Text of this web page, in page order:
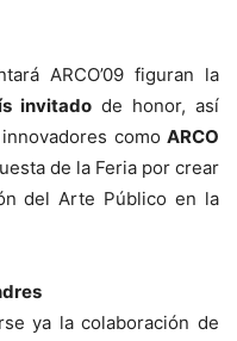
ARCO’09 figuran la
invitado de honor, así
como ARCO
de la Feria por crear
del Arte Público en la
ya la colaboración de